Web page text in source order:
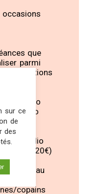
occasions
que
parmi
prestations
au studio
au studio
/
au studio
lait de 20€)
Femme au
copains
sur ce
de
des